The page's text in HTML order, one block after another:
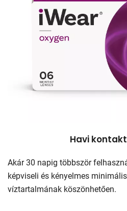
Havi
Akár 30 napig többször
képviseli és kényelmes
víztartalmának köszönhetően.